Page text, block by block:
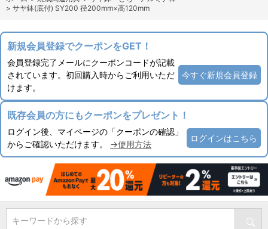
> サヤ鉢(底付) SY200 径200mm×高120mm
新規会員登録でクーポンをGET！
会員登録完了メールにクーポンコードが記載
されています。初回購入時からご利用いただ
けます。
今すぐ新規会員登録
既存会員の方にもクーポンをプレゼント！
ログイン後、マイページの「クーポンの確認」
からご確認いただけます。 →使用方法
ログインはこちら
キーワードから探す